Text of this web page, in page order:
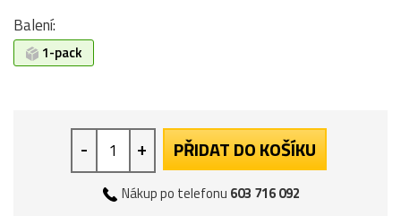
Balení:
1-pack
- + PŘIDAT DO KOŠÍKU
Nákup po telefonu 603 716 092